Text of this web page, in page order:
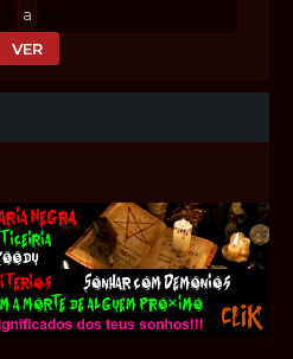
a